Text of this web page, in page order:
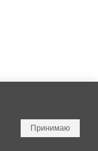
Принимаю